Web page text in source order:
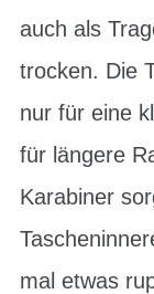
auch als
trocken. Die
nur für eine
für längere
Karabiner
mal etwas